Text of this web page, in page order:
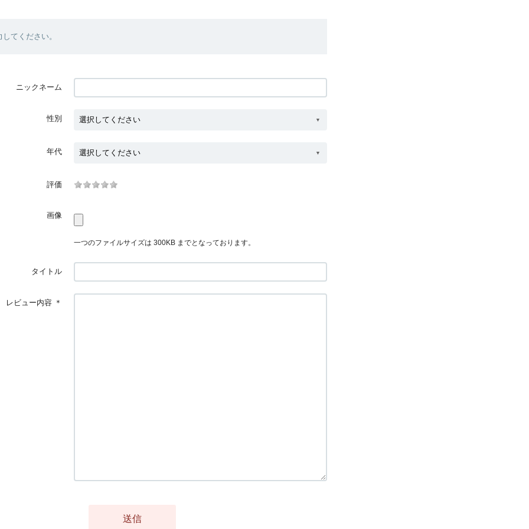
てください。
ニックネーム
性別
年代
評価
画像
一つのファイルサイズは 300KB までとなっております。
タイトル
レビュー内容 ＊